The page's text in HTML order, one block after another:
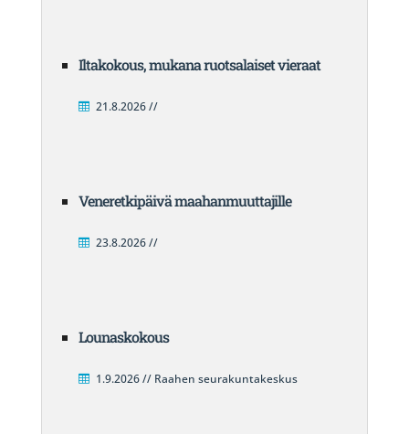
Iltakokous, mukana ruotsalaiset vieraat
21.8.2026 //
Veneretkipäivä maahanmuuttajille
23.8.2026 //
Lounaskokous
1.9.2026 // Raahen seurakuntakeskus